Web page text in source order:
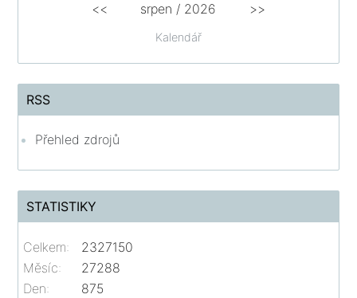
Kalendář
<< srpen / 2026 >>
RSS
Přehled zdrojů
STATISTIKY
Celkem:
2327150
Měsíc:
27288
Den:
875